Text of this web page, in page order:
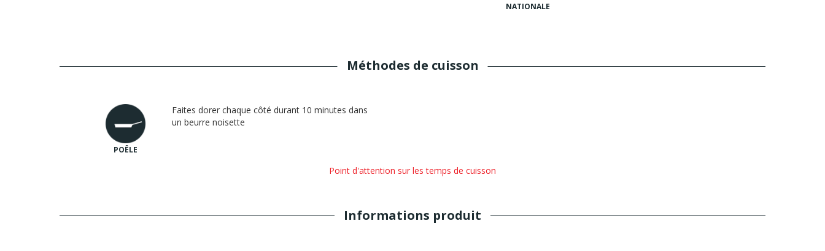
NATIONALE
Méthodes de cuisson
POÊLE
Faites dorer chaque côté durant 10 minutes dans
un beurre noisette
Point d'attention sur les temps de cuisson
Informations produit